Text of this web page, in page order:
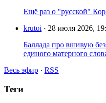
Ещё раз о "русской"
krutoi · 28 июля 2026,
Баллада про вшивую
единого матерного
Весь эфир · RSS
Теги